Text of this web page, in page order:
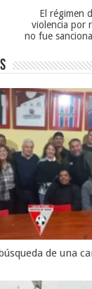
El régimen
violencia por
no fue
de una